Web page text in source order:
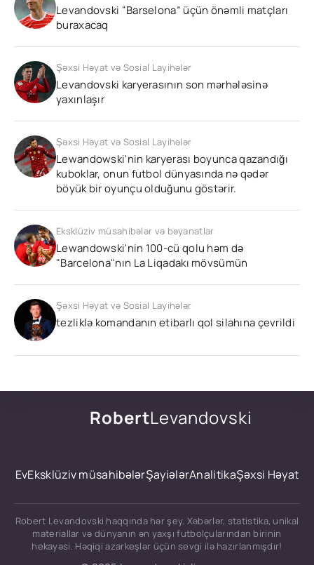
Levandovski “Barselona” üçün önəmli matçları
buraxacaq
Şəxsi Həyat və Sosial Layihələr
Levandovski karyerasının son mərhələsinə
yaxınlaşır
Şəxsi Həyat və Sosial Layihələr
Lewandowski'nin karyerası boyunca qazandığı
kuboklar, onun futbol dünyasında nə qədər
böyük bir oyunçu olduğunu göstərir.
Eksklüziv müsahibələr və bəyanatlar
Lewandowski'nin 100-cü qolu həm də
"Barcelona"nın La Liqadakı mövsümün
Şəxsi Həyat və Sosial Layihələr
tezliklə komandanın etibarlı qol silahına çevrildi
RobertLevandovski
EvEksklüziv müsahibələrŞayiələrAnalitikaŞəxsi Həyat
Robert Levandovski haqqında hər şey. Xəbərlər, statistika, unikal
materiallar və dünyanın ən yaxşı futbolçularından birinin
hekayəsi. Həqiqi azarkeşlər üçün sevgi ilə hazırlanmışdır!